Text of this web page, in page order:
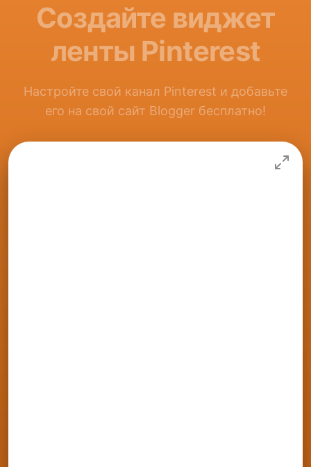
Создайте виджет
ленты Pinterest
Настройте свой канал Pinterest и добавьте
его на свой сайт Blogger бесплатно!